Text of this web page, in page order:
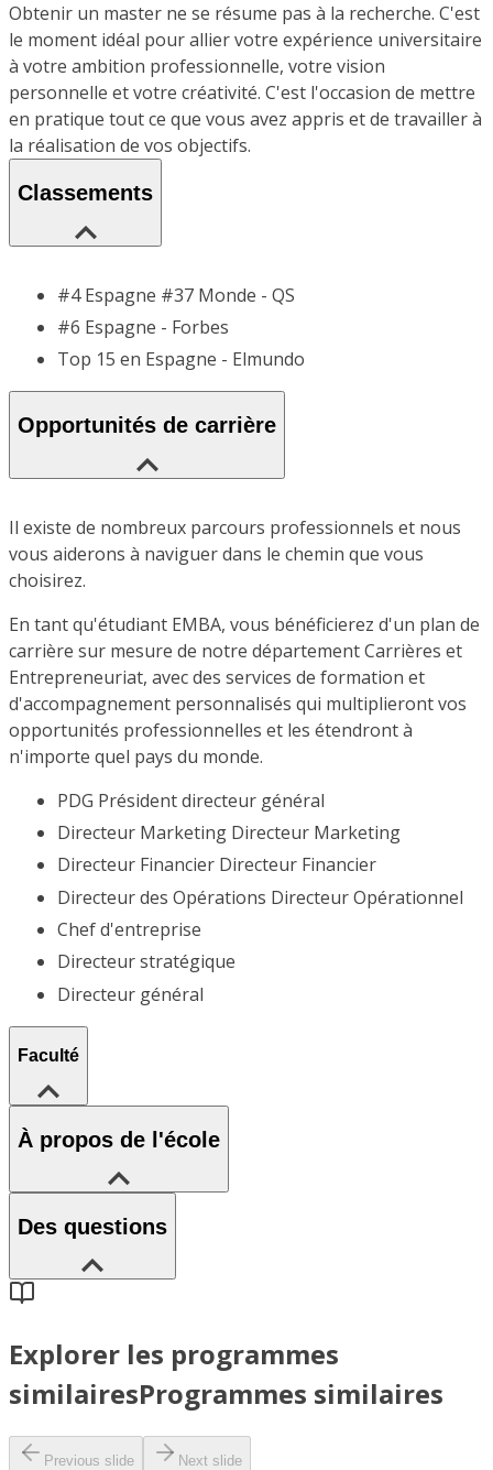
Obtenir un master ne se résume pas à la recherche. C'est
le moment idéal pour allier votre expérience universitaire
à votre ambition professionnelle, votre vision
personnelle et votre créativité. C'est l'occasion de mettre
en pratique tout ce que vous avez appris et de travailler à
la réalisation de vos objectifs.
Classements
#4 Espagne #37 Monde - QS
#6 Espagne - Forbes
Top 15 en Espagne - Elmundo
Opportunités de carrière
Il existe de nombreux parcours professionnels et nous
vous aiderons à naviguer dans le chemin que vous
choisirez.
En tant qu'étudiant EMBA, vous bénéficierez d'un plan de
carrière sur mesure de notre département Carrières et
Entrepreneuriat, avec des services de formation et
d'accompagnement personnalisés qui multiplieront vos
opportunités professionnelles et les étendront à
n'importe quel pays du monde.
PDG Président directeur général
Directeur Marketing Directeur Marketing
Directeur Financier Directeur Financier
Directeur des Opérations Directeur Opérationnel
Chef d'entreprise
Directeur stratégique
Directeur général
Faculté
À propos de l'école
Des questions
Explorer les programmes
similairesProgrammes similaires
Previous slide Next slide